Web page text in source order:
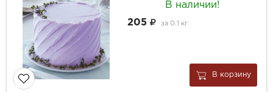
В наличии!
205
за 0.1 кг
В корзину